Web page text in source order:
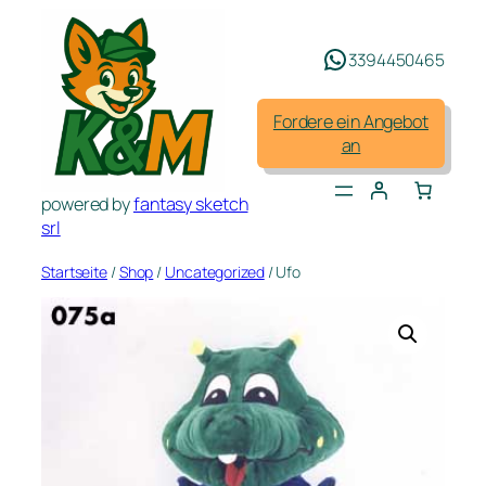
springen
powered byfantasy sketch
srl
3394450465
Fordere ein Angebot
an
Startseite /Shop / Uncategorized/ Ufo